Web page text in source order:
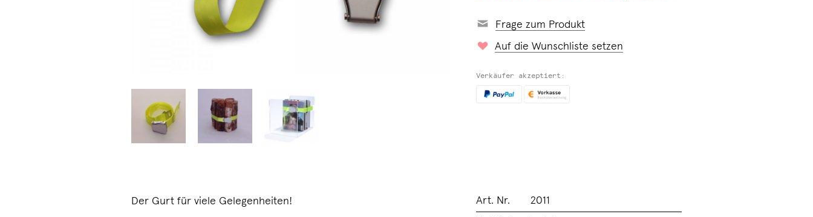
Frage zum Produkt
Auf die Wunschliste setzen
Verkäufer akzeptiert:
Der Gurt für viele Gelegenheiten! Art. Nr. 2011